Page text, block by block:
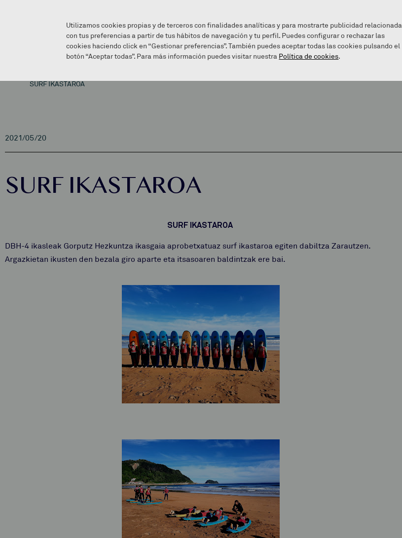
EZAGUTU GAITZAZU INFOGUNEA
SURF IKASTAROA
2021/05/20
SURF IKASTAROA
SURF IKASTAROA
DBH-4 ikasleak Gorputz Hezkuntza ikasgaia aprobetxatuaz surf ikastaroa egiten dabiltza Zarautzen.
Argazkietan ikusten den bezala giro aparte eta itsasoaren baldintzak ere bai.
Utilizamos cookies propias y de terceros con finalidades analíticas y para mostrarte publicidad relacionada
con tus preferencias a partir de tus hábitos de navegación y tu perfil. Puedes configurar o rechazar las
cookies haciendo click en “Gestionar preferencias”. También puedes aceptar todas las cookies pulsando el
botón “Aceptar todas”. Para más información puedes visitar nuestra Política de cookies.